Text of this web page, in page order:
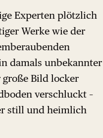
Experten plötzlich
Werke wie der
damals unbekannter
Bild locker
verschluckt –
still und heimlich